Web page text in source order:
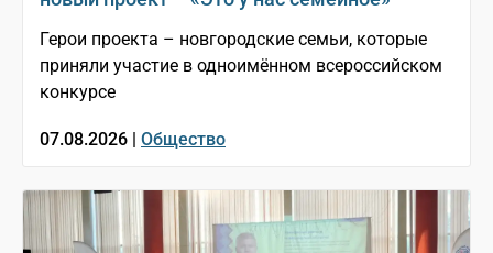
Герои проекта – новгородские семьи, которые
приняли участие в одноимённом всероссийском
конкурсе
07.08.2026 | Общество